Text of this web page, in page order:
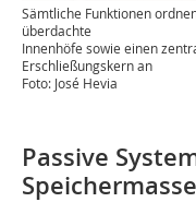
Sämtliche Funktionen
überdachte
Innenhöfe sowie einen
Erschließungskern an
Foto: José Hevia
Passive
Speichermasse